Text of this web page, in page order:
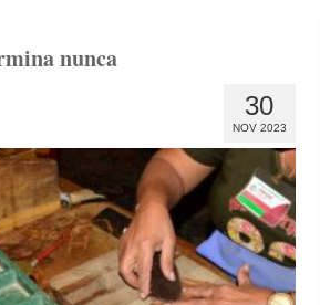
nunca
30
NOV 2023